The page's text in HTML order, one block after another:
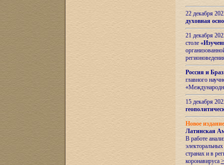
22 декабря
духовная
21 декабря
столе
Россия и
главного
15 декабря
Новое
Латинская
В работе
странах и в
коронавируса